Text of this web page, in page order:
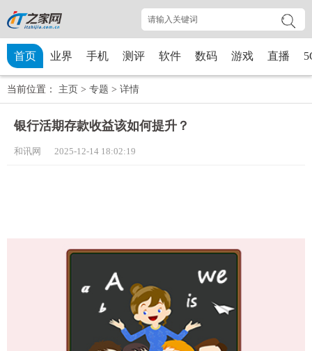
首页 业界 手机 测评 软件 数码 游戏 直播
当前位置： 主页 > 专题 > 详情
银行活期存款收益该如何提升？
和讯网 2025-12-14 18:02:19